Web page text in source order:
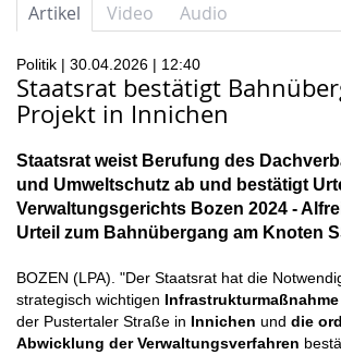
Artikel Video Audio
Politik | 30.04.2026 | 12:40
Staatsrat bestätigt
Projekt in Innichen
Staatsrat weist Berufung des
und Umweltschutz ab und bestätigt
Verwaltungsgerichts Bozen 2024 -
Urteil zum Bahnübergang am Knoten
BOZEN (LPA). "Der Staatsrat hat die
strategisch wichtigen Infrastrukturmaßnahme
der Pustertaler Straße in Innichen und die
Abwicklung der Verwaltungsverfahren